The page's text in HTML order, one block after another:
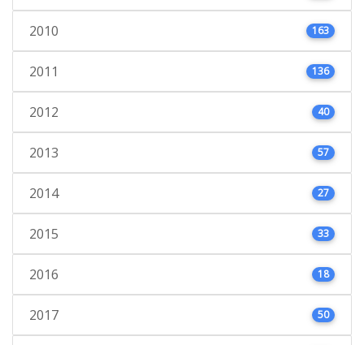
2010 163
2011 136
2012 40
2013 57
2014 27
2015 33
2016 18
2017 50